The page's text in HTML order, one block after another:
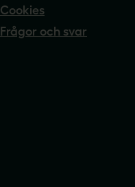
Cookies
Frågor och svar